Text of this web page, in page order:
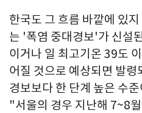
한국도 그 흐름 바깥에 있
는 '폭염 중대경보'가 신설
이거나 일 최고기온 39도
어질 것으로 예상되면 발
경보보다 한 단계 높은 수
"서울의 경우 지난해 7~8